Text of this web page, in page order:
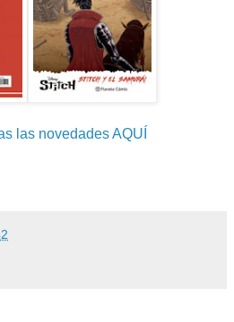
las novedades AQUÍ